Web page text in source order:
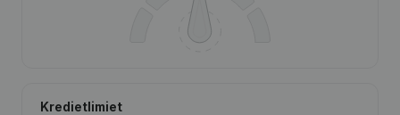
Kredietlimiet